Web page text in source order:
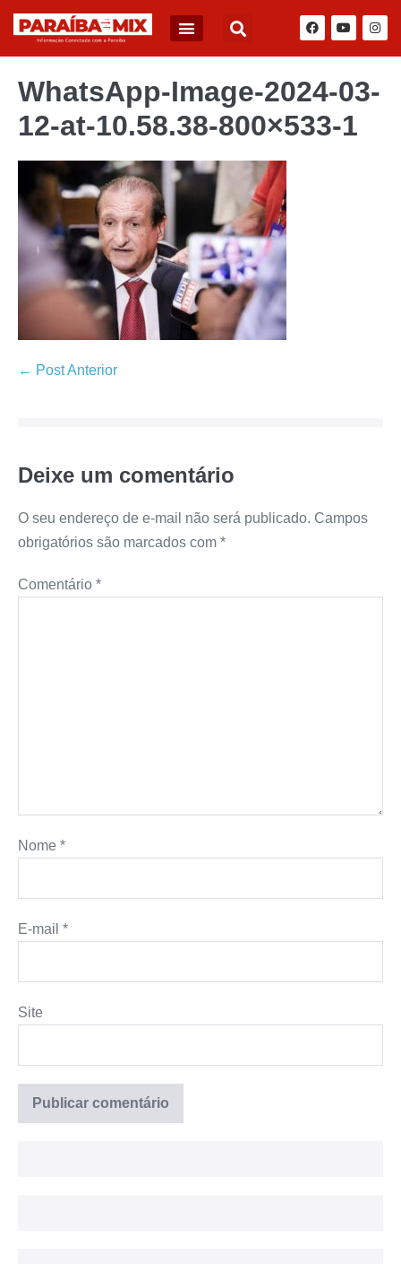
WhatsApp-Image-2024-03-
12-at-10.58.38-800×533-1
← Post Anterior
Deixe um comentário
O seu endereço de e-mail não será publicado. Campos
obrigatórios são marcados com *
Comentário *
Nome *
E-mail *
Site